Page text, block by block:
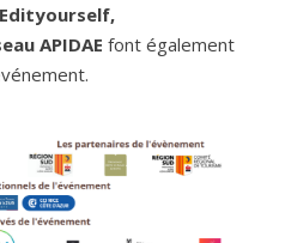
APIDAE font également